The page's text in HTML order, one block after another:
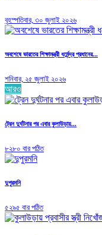
বৃহস্পতিবার, ৩০ জুলাই ২০২৬
অবশেষে ভারতের শিক্ষামন্ত্রী ধর্মেন্দ্র প্রধানের...
শনিবার, ২৫ জুলাই ২০২৬
আরও
ট্রেন দুর্ঘটনার পর এবার কুলাউড়ায়...
৮২৮০ বার পঠিত
দুপুরমনি
৫২৯৫ বার পঠিত